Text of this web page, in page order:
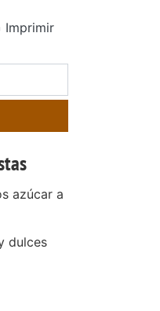
Imprimir
azúcar a
dulces